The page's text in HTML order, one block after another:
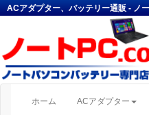
ACアダプター、バッテリー通販 - ノ
ホーム (current)ACアダプター